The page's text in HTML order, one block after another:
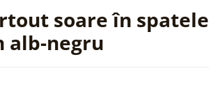
soare în spatele
alb-negru